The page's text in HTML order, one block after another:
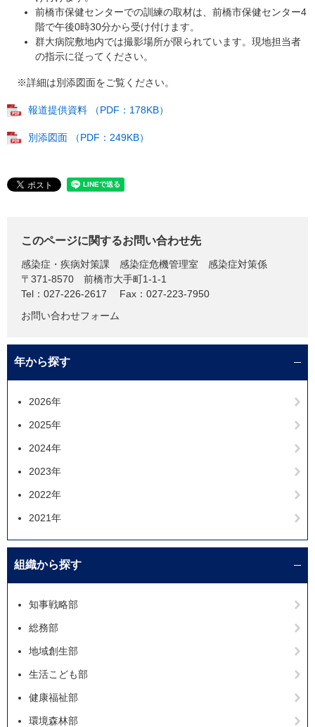
前橋市保健センターでの訓練の取材は、前橋市保健センター4
階で午後0時30分から受け付けます。
群大病院敷地内では撮影場所が限られています。現地担当者
の指示に従ってください。
※詳細は別添図面をご覧ください。
報道提供資料 （PDF：178KB）
別添図面 （PDF：249KB）
このページに関するお問い合わせ先
感染症・疾病対策課
感染症危機管理室 感染症対策係
〒371-8570
前橋市大手町1-1-1
Tel：027-226-2617
Fax：027-223-7950
お問い合わせフォーム
年から探す
2026年
2025年
2024年
2023年
2022年
2021年
組織から探す
知事戦略部
総務部
地域創生部
生活こども部
健康福祉部
環境森林部